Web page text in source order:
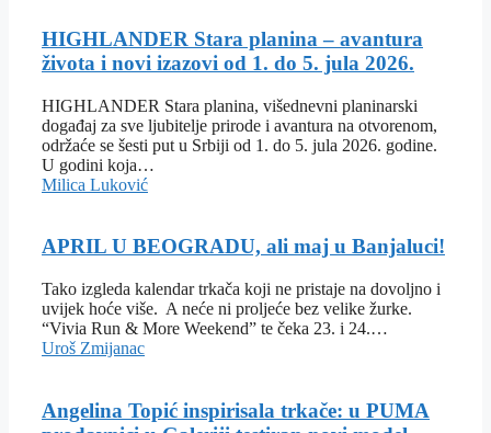
HIGHLANDER Stara planina – avantura
života i novi izazovi od 1. do 5. jula 2026.
HIGHLANDER Stara planina, višednevni planinarski
događaj za sve ljubitelje prirode i avantura na otvorenom,
održaće se šesti put u Srbiji od 1. do 5. jula 2026. godine.
U godini koja…
Milica Luković
APRIL U BEOGRADU, ali maj u Banjaluci!
Tako izgleda kalendar trkača koji ne pristaje na dovoljno i
uvijek hoće više. A neće ni proljeće bez velike žurke.
“Vivia Run & More Weekend” te čeka 23. i 24.…
Uroš Zmijanac
Angelina Topić inspirisala trkače: u PUMA